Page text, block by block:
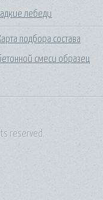
лебеди
подбора состава
смеси образец
reserved.